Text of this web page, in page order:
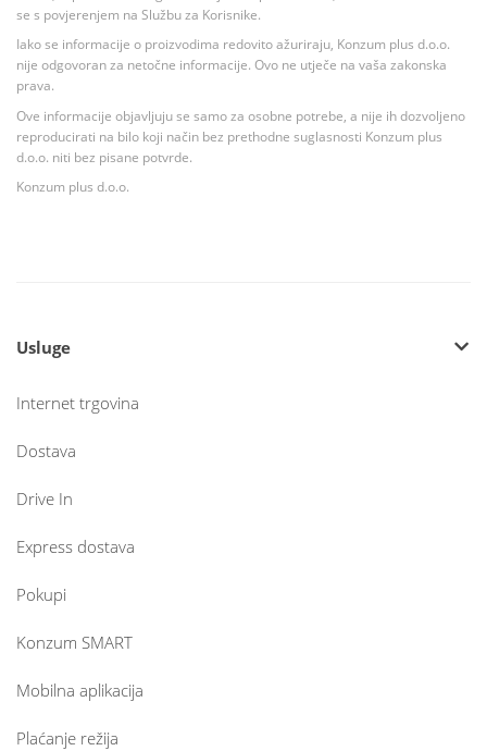
se s povjerenjem na Službu za Korisnike.
Iako se informacije o proizvodima redovito ažuriraju, Konzum plus d.o.o.
nije odgovoran za netočne informacije. Ovo ne utječe na vaša zakonska
prava.
Ove informacije objavljuju se samo za osobne potrebe, a nije ih dozvoljeno
reproducirati na bilo koji način bez prethodne suglasnosti Konzum plus
d.o.o. niti bez pisane potvrde.
Konzum plus d.o.o.
Usluge
Internet trgovina
Dostava
Drive In
Express dostava
Pokupi
Konzum SMART
Mobilna aplikacija
Plaćanje režija